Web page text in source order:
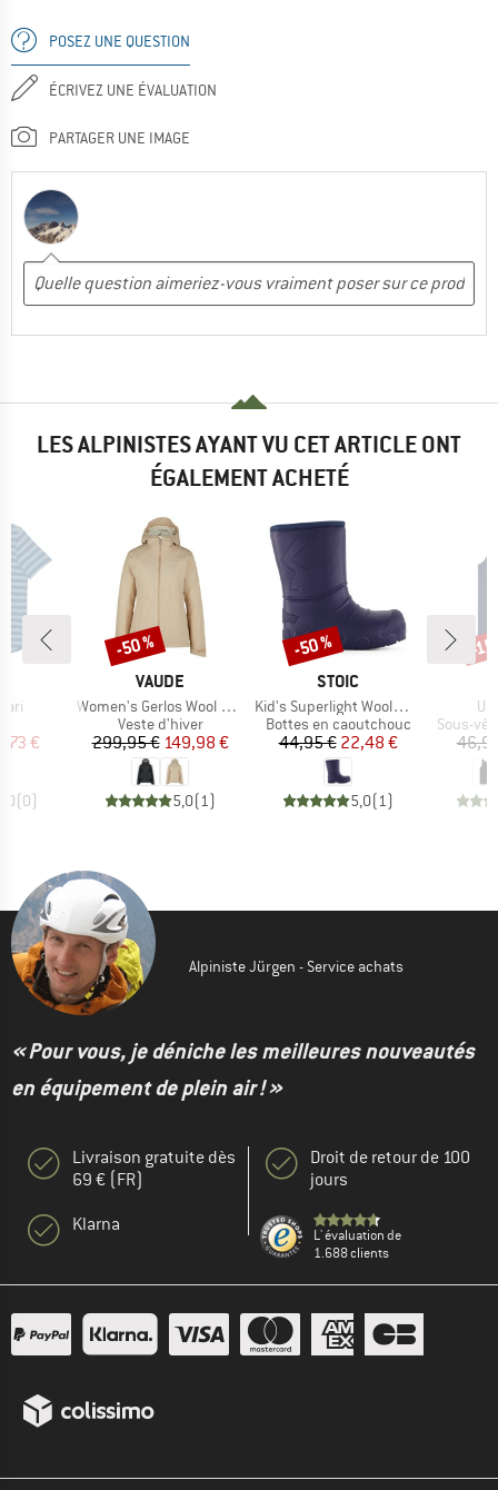
POSEZ UNE QUESTION
ÉCRIVEZ UNE ÉVALUATION
PARTAGER UNE IMAGE
LES ALPINISTES AYANT VU CET ARTICLE ONT
ÉGALEMENT ACHETÉ
réduit
€
(0)
MARQUE
VAUDE
Article
Women's Gerlos Wool Jacket
Product group
Veste d'hiver
Prix
299,95 €Prix réduit
149,98 €
5,0(1)
Remise
-50 %
MARQUE
STOIC
Article
Kid's Superlight Woolmix Boots
Product group
Bottes en caoutchouc
Prix
44,95 €Prix réduit
22,48 €
5,0(1)
Remise
-50 %
Product
Sous-
-
Alpiniste Jürgen - Service achats
« Pour vous, je déniche les meilleures nouveautés
en équipement de plein air ! »
Livraison gratuite dès
69 € (FR)
Klarna
Droit de retour de 100
jours
L' évaluation de
1.688 clients